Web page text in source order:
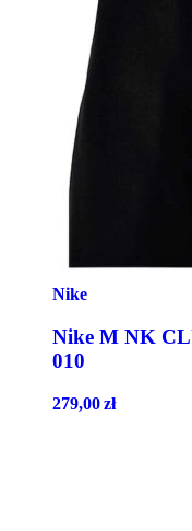
Nike
Nike M NK
010
279,00zł